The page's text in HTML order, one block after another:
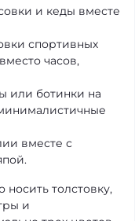
и кеды вместе
спортивных
часов,
или ботинки на
вместе с
толстовку,
и